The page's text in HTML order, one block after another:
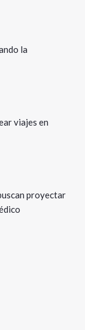
la
viajes en
proyectar